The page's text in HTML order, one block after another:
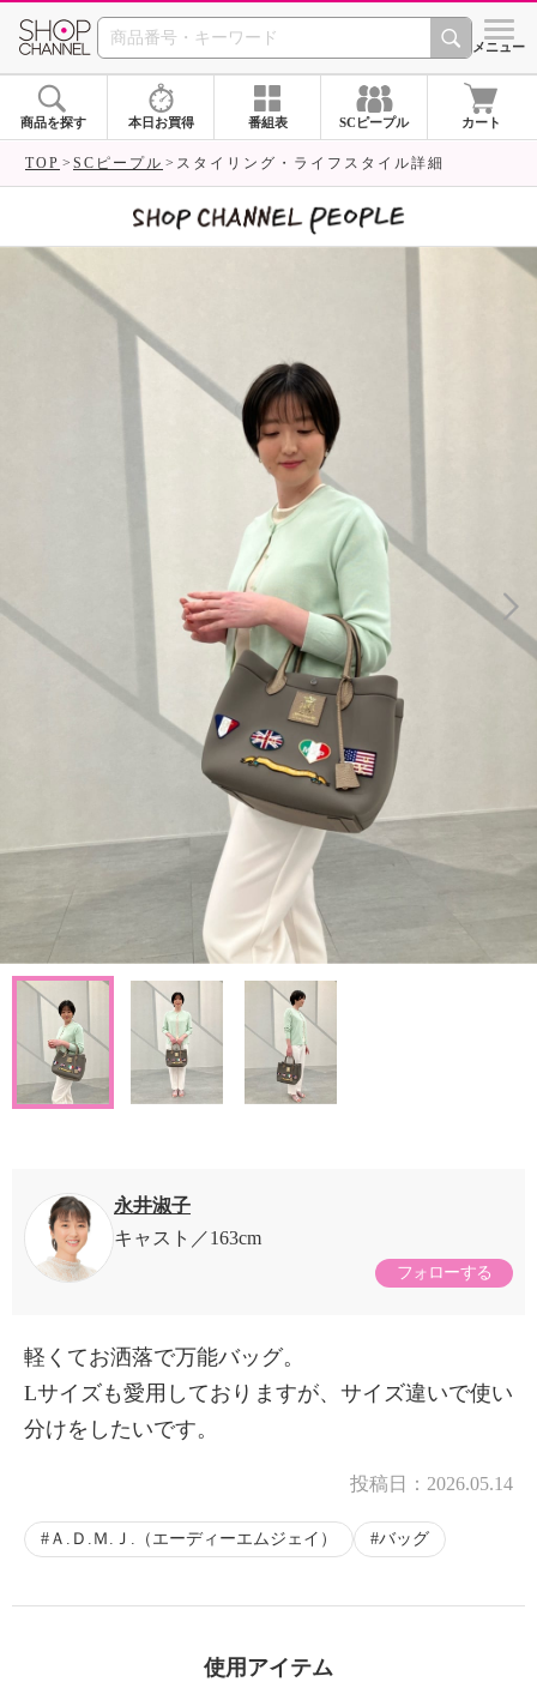
SHOP CHANNEL シメニュー
商品を探す 本日お買得 番組表 SCピープル カート
TOP SCピープル スタイリング・ライフスタイル詳細
永井淑子
キャスト
163cm
フォローする
軽くてお洒落で万能バッグ。
Lサイズも愛用しておりますが、サイズ違いで使い
分けをしたいです。
投稿日： 2026.05.14
Ａ.Ｄ.Ｍ.Ｊ.（エーディーエムジェイ） バッグ
使用アイテム